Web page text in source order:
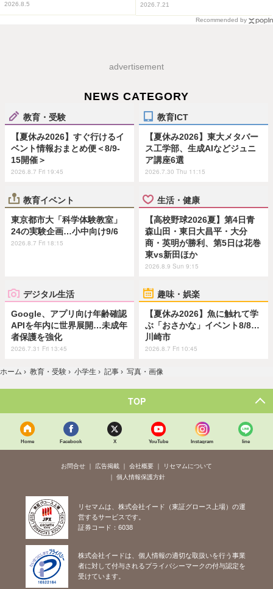
2026.8.5 2026.7.21
Recommended by
advertisement
NEWS CATEGORY
教育・受験
【夏休み2026】すぐ行けるイ
ベント情報おまとめ便＜8/9-
15開催＞
2026.8.7 Fri 19:45
教育ICT
【夏休み2026】東大メタバー
ス工学部、生成AIなどジュニ
ア講座6選
2026.7.30 Thu 11:15
教育イベント
東京都市大「科学体験教室」
24の実験企画…小中向け9/6
2026.8.7 Fri 18:15
生活・健康
【高校野球2026夏】第4日青
森山田・東日大昌平・大分
商・英明が勝利、第5日は花巻
東vs新田ほか
2026.8.9 Sun 9:15
デジタル生活
Google、アプリ向け年齢確認
APIを年内に世界展開…未成年
者保護を強化
2026.7.31 Fri 13:45
趣味・娯楽
【夏休み2026】魚に触れて学
ぶ「おさかな」イベント8/8…
川崎市
2026.8.7 Fri 10:45
ホーム › 教育・受験 › 小学生 › 記事 › 写真・画像
TOP
Home Facebook X YouTube Instagram line
お問合せ 広告掲載 会社概要
リセマムについて
個人情報保護方針
リセマムは、株式会社イード（東証グロース上場）の運
営するサービスです。
証券コード：6038
株式会社イードは、個人情報の適切な取扱いを行う事業
者に対して付与されるプライバシーマークの付与認定を
受けています。